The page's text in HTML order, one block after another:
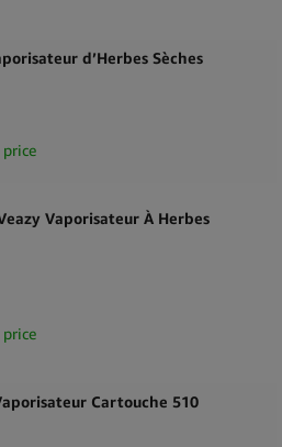
d’Herbes Sèches
Vaporisateur À Herbes
Cartouche 510